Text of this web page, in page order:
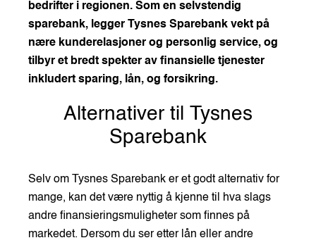
bedrifter i regionen. Som en selvstendig
sparebank, legger Tysnes Sparebank vekt på
nære kunderelasjoner og personlig service, og
tilbyr et bredt spekter av finansielle tjenester
inkludert sparing, lån, og forsikring.
Alternativer til Tysnes
Sparebank
Selv om Tysnes Sparebank er et godt alternativ for
mange, kan det være nyttig å kjenne til hva slags
andre finansieringsmuligheter som finnes på
markedet. Dersom du ser etter lån eller andre